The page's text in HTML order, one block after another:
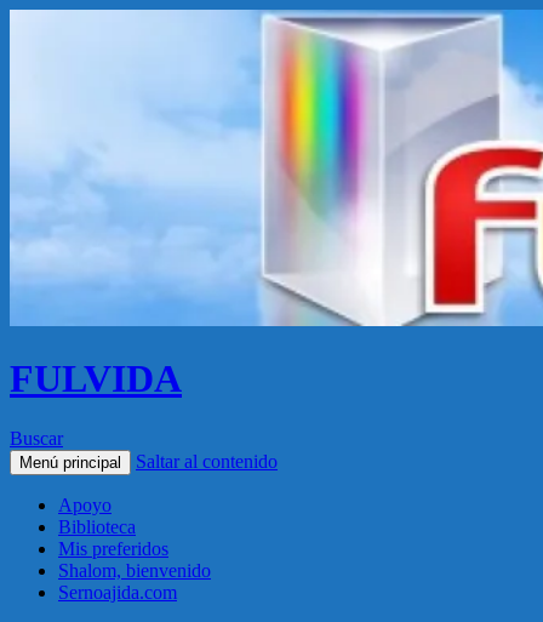
FULVIDA
Buscar
Menú principal Saltar al contenido
Apoyo
Biblioteca
Mis preferidos
Shalom, bienvenido
Sernoajida.com